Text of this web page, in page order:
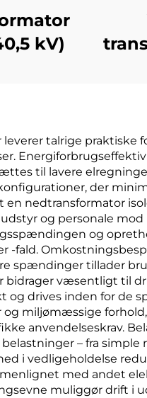
kV)
leverer talrige
til lavere
der
en nedtransformator
og personale
og
-fald.
spændinger tillader
bidrager væsentligt til
og drives inden for de
miljømæssige
anvendelseskrav.
– fra
i vedligeholdelse
med andet
muliggør drift i